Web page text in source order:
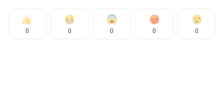
0 0 0 0 0